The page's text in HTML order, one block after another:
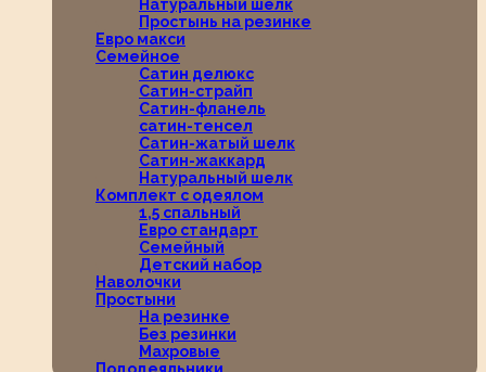
Натуральный шелк
Простынь на резинке
Евро макси
Семейное
Сатин делюкс
Сатин-страйп
Сатин-фланель
сатин-тенсел
Сатин-жатый шелк
Сатин-жаккард
Натуральный шелк
Комплект с одеялом
1,5 спальный
Евро стандарт
Семейный
Детский набор
Наволочки
Простыни
На резинке
Без резинки
Махровые